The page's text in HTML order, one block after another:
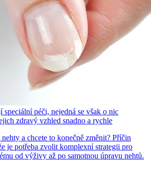
péči, nejedná se však o nic
zdravý vzhled snadno a rychle
a chcete to konečně změnit? Příčin
je potřeba zvolit komplexní strategii pro
od výživy až po samotnou úpravu nehtů.